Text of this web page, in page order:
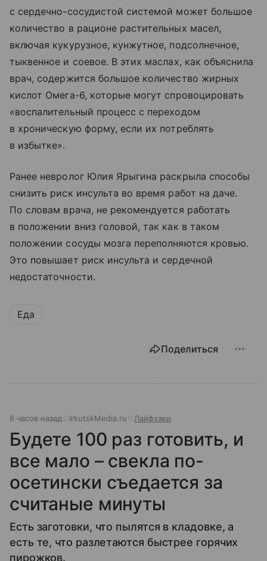
с сердечно-сосудистой системой может большое
количество в рационе растительных масел,
включая кукурузное, кунжутное, подсолнечное,
тыквенное и соевое. В этих маслах, как объяснила
врач, содержится большое количество жирных
кислот Омега-6, которые могут спровоцировать
«воспалительный процесс с переходом
в хроническую форму, если их потреблять
в избытке».
Ранее невролог Юлия Ярыгина раскрыла способы
снизить риск инсульта во время работ на даче.
По словам врача, не рекомендуется работать
в положении вниз головой, так как в таком
положении сосуды мозга переполняются кровью.
Это повышает риск инсульта и сердечной
недостаточности.
Еда
Поделиться
6 часов назад IrkutskMedia.ru Лайфхаки
Будете 100 раз готовить, и
все мало – свекла по-
осетински съедается за
считаные минуты
Есть заготовки, что пылятся в кладовке, а
есть те, что разлетаются быстрее горячих
пирожков.